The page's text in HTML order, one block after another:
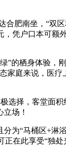
肥南坐，“双
，凭户口本可
栖身体验，
家庭来说，医
择，客堂面积
场！
“马桶区+淋
在此享受“独